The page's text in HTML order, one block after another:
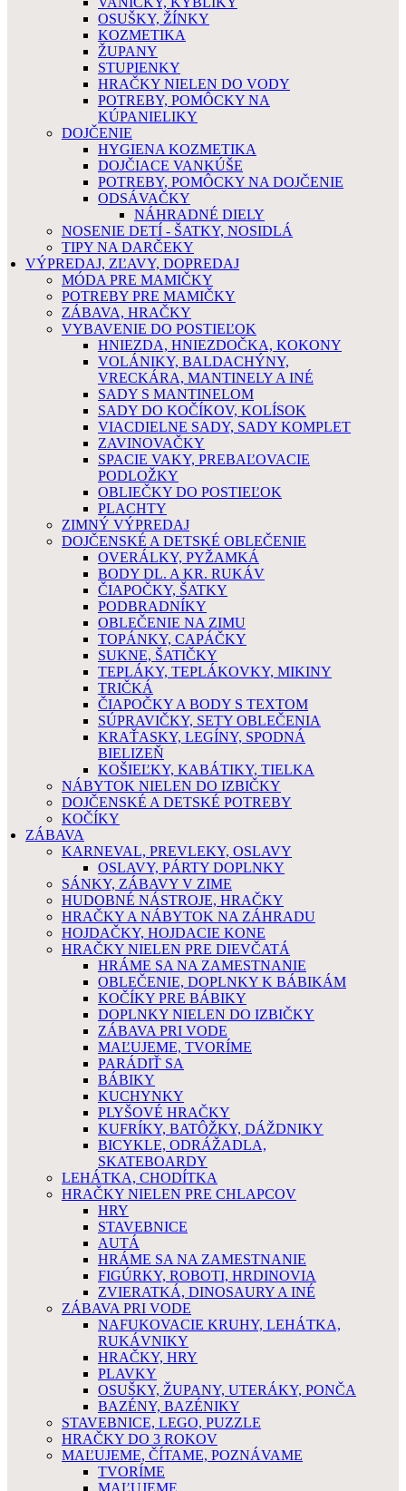
OSUŠKY, ŽÍNKY
KOZMETIKA
ŽUPANY
STUPIENKY
HRAČKY NIELEN DO VODY
POTREBY, POMÔCKY NA
KÚPANIELIKY
DOJČENIE
HYGIENA KOZMETIKA
DOJČIACE VANKÚŠE
POTREBY, POMÔCKY NA DOJČENIE
ODSÁVAČKY
NÁHRADNÉ DIELY
NOSENIE DETÍ - ŠATKY, NOSIDLÁ
TIPY NA DARČEKY
VÝPREDAJ, ZĽAVY, DOPREDAJ
MÓDA PRE MAMIČKY
POTREBY PRE MAMIČKY
ZÁBAVA, HRAČKY
VYBAVENIE DO POSTIEĽOK
HNIEZDA, HNIEZDOČKA, KOKONY
VOLÁNIKY, BALDACHÝNY,
VRECKÁRA, MANTINELY A INÉ
SADY S MANTINELOM
SADY DO KOČÍKOV, KOLÍSOK
VIACDIELNE SADY, SADY KOMPLET
ZAVINOVAČKY
SPACIE VAKY, PREBAĽOVACIE
PODLOŽKY
OBLIEČKY DO POSTIEĽOK
PLACHTY
ZIMNÝ VÝPREDAJ
DOJČENSKÉ A DETSKÉ OBLEČENIE
OVERÁLKY, PYŽAMKÁ
BODY DL. A KR. RUKÁV
ČIAPOČKY, ŠATKY
PODBRADNÍKY
OBLEČENIE NA ZIMU
TOPÁNKY, CAPÁČKY
SUKNE, ŠATIČKY
TEPLÁKY, TEPLÁKOVKY, MIKINY
TRIČKÁ
ČIAPOČKY A BODY S TEXTOM
SÚPRAVIČKY, SETY OBLEČENIA
KRAŤASKY, LEGÍNY, SPODNÁ
BIELIZEŇ
KOŠIEĽKY, KABÁTIKY, TIELKA
NÁBYTOK NIELEN DO IZBIČKY
DOJČENSKÉ A DETSKÉ POTREBY
KOČÍKY
ZÁBAVA
KARNEVAL, PREVLEKY, OSLAVY
OSLAVY, PÁRTY DOPLNKY
SÁNKY, ZÁBAVY V ZIME
HUDOBNÉ NÁSTROJE, HRAČKY
HRAČKY A NÁBYTOK NA ZÁHRADU
HOJDAČKY, HOJDACIE KONE
HRAČKY NIELEN PRE DIEVČATÁ
HRÁME SA NA ZAMESTNANIE
OBLEČENIE, DOPLNKY K BÁBIKÁM
KOČÍKY PRE BÁBIKY
DOPLNKY NIELEN DO IZBIČKY
ZÁBAVA PRI VODE
MAĽUJEME, TVORÍME
PARÁDIŤ SA
BÁBIKY
KUCHYNKY
PLYŠOVÉ HRAČKY
KUFRÍKY, BATÔŽKY, DÁŽDNIKY
BICYKLE, ODRÁŽADLA,
SKATEBOARDY
LEHÁTKA, CHODÍTKA
HRAČKY NIELEN PRE CHLAPCOV
HRY
STAVEBNICE
AUTÁ
HRÁME SA NA ZAMESTNANIE
FIGÚRKY, ROBOTI, HRDINOVIA
ZVIERATKÁ, DINOSAURY A INÉ
ZÁBAVA PRI VODE
NAFUKOVACIE KRUHY, LEHÁTKA,
RUKÁVNIKY
HRAČKY, HRY
PLAVKY
OSUŠKY, ŽUPANY, UTERÁKY, PONČA
BAZÉNY, BAZÉNIKY
STAVEBNICE, LEGO, PUZZLE
HRAČKY DO 3 ROKOV
MAĽUJEME, ČÍTAME, POZNÁVAME
TVORÍME